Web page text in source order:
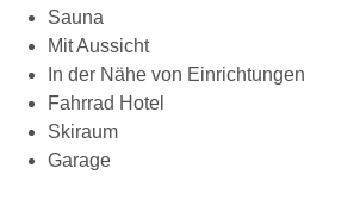
Sauna
Mit Aussicht
In der Nähe von Einrichtungen
Fahrrad Hotel
Skiraum
Garage